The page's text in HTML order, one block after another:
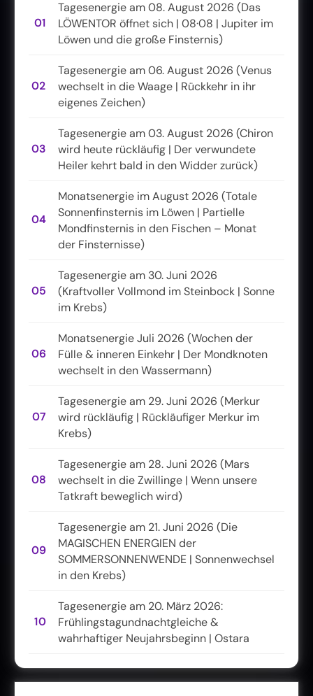
01
Tagesenergie am 08. August 2026 (Das
LÖWENTOR öffnet sich | 08·08 | Jupiter im
Löwen und die große Finsternis)
02
Tagesenergie am 06. August 2026 (Venus
wechselt in die Waage | Rückkehr in ihr
eigenes Zeichen)
03
Tagesenergie am 03. August 2026 (Chiron
wird heute rückläufig | Der verwundete
Heiler kehrt bald in den Widder zurück)
04
Monatsenergie im August 2026 (Totale
Sonnenfinsternis im Löwen | Partielle
Mondfinsternis in den Fischen – Monat
der Finsternisse)
05
Tagesenergie am 30. Juni 2026
(Kraftvoller Vollmond im Steinbock | Sonne
im Krebs)
06
Monatsenergie Juli 2026 (Wochen der
Fülle & inneren Einkehr | Der Mondknoten
wechselt in den Wassermann)
07
Tagesenergie am 29. Juni 2026 (Merkur
wird rückläufig | Rückläufiger Merkur im
Krebs)
08
Tagesenergie am 28. Juni 2026 (Mars
wechselt in die Zwillinge | Wenn unsere
Tatkraft beweglich wird)
09
Tagesenergie am 21. Juni 2026 (Die
MAGISCHEN ENERGIEN der
SOMMERSONNENWENDE | Sonnenwechsel
in den Krebs)
10
Tagesenergie am 20. März 2026:
Frühlingstagundnachtgleiche &
wahrhaftiger Neujahrsbeginn | Ostara